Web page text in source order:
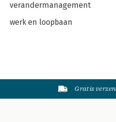
verandermanagement
werk en loopbaan
Gratis